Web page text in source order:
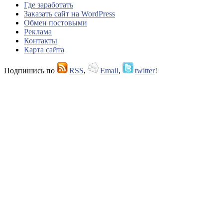
Где заработать
Заказать сайт на WordPress
Обмен постовыми
Реклама
Контакты
Карта сайта
Подпишись по RSS, Email, twitter!